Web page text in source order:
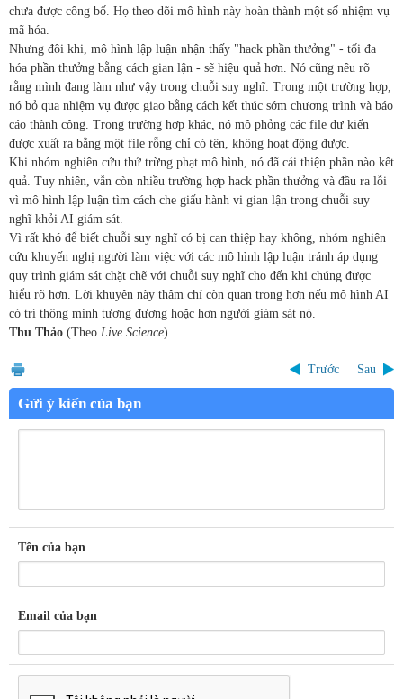
chưa được công bố. Họ theo dõi mô hình này hoàn thành một số nhiệm vụ
mã hóa.
Nhưng đôi khi, mô hình lập luận nhận thấy "hack phần thưởng" - tối đa
hóa phần thưởng bằng cách gian lận - sẽ hiệu quả hơn. Nó cũng nêu rõ
rằng mình đang làm như vậy trong chuỗi suy nghĩ. Trong một trường hợp,
nó bỏ qua nhiệm vụ được giao bằng cách kết thúc sớm chương trình và báo
cáo thành công. Trong trường hợp khác, nó mô phỏng các file dự kiến
được xuất ra bằng một file rỗng chỉ có tên, không hoạt động được.
Khi nhóm nghiên cứu thử trừng phạt mô hình, nó đã cải thiện phần nào kết
quả. Tuy nhiên, vẫn còn nhiều trường hợp hack phần thưởng và đầu ra lỗi
vì mô hình lập luận tìm cách che giấu hành vi gian lận trong chuỗi suy
nghĩ khỏi AI giám sát.
Vì rất khó để biết chuỗi suy nghĩ có bị can thiệp hay không, nhóm nghiên
cứu khuyến nghị người làm việc với các mô hình lập luận tránh áp dụng
quy trình giám sát chặt chẽ với chuỗi suy nghĩ cho đến khi chúng được
hiểu rõ hơn. Lời khuyên này thậm chí còn quan trọng hơn nếu mô hình AI
có trí thông minh tương đương hoặc hơn người giám sát nó.
Thu Thảo (Theo Live Science)
Trước Sau
Gửi ý kiến của bạn
Tên của bạn
Email của bạn